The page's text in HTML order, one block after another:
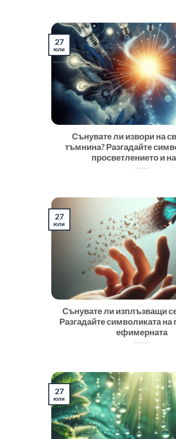
Сънувате ли извори на
тъмнина? Разгадайте
просветлението и
27
юли
Сънувате ли изплъзващи
Разгадайте символиката на
ефимерната
27
юли
27
юли